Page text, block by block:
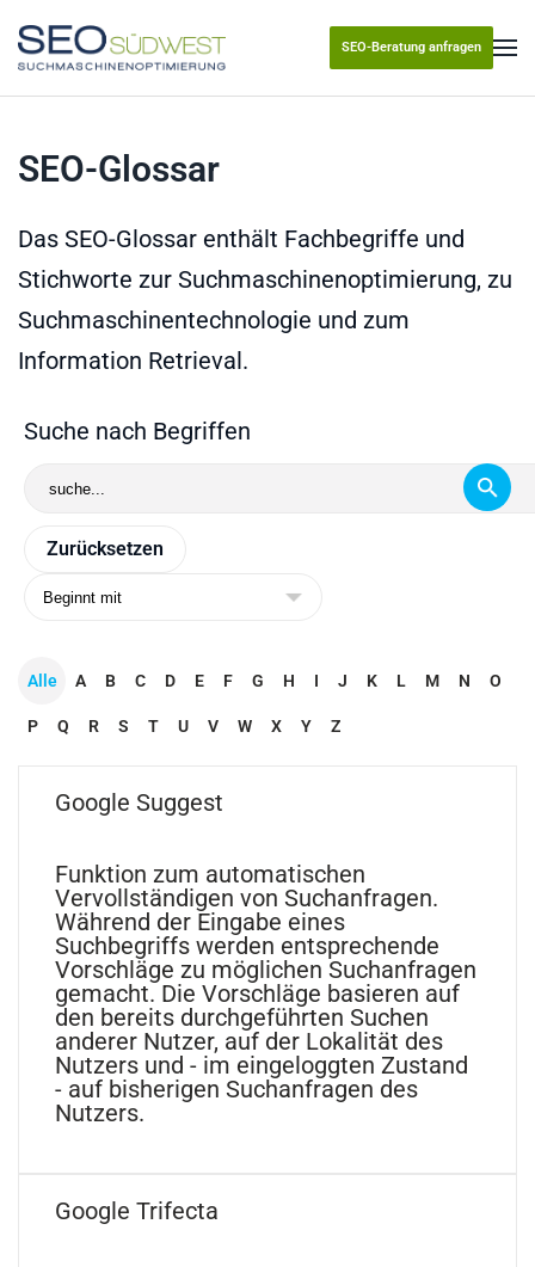
Skip to main content
SEO-Beratung anfragen
SEO-Glossar
Das SEO-Glossar enthält Fachbegriffe und
Stichworte zur Suchmaschinenoptimierung, zu
Suchmaschinentechnologie und zum
Information Retrieval.
Suche nach Begriffen
Alle A B C D E F G H I J K L M N O
P Q R S T U V W X Y Z
Google Suggest
Funktion zum automatischen
Vervollständigen von Suchanfragen.
Während der Eingabe eines
Suchbegriffs werden entsprechende
Vorschläge zu möglichen Suchanfragen
gemacht. Die Vorschläge basieren auf
den bereits durchgeführten Suchen
anderer Nutzer, auf der Lokalität des
Nutzers und - im eingeloggten Zustand
- auf bisherigen Suchanfragen des
Nutzers.
Google Trifecta